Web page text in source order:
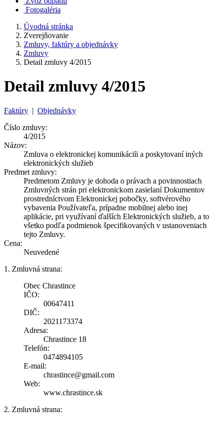
Fotogaléria
Úvodná stránka
Zverejňovanie
Zmluvy, faktúry a objednávky
Zmluvy
Detail zmluvy 4/2015
Detail zmluvy 4/2015
Faktúry | Objednávky
Číslo zmluvy:
4/2015
Názov:
Zmluva o elektronickej komunikáciíi a poskytovaní iných
elektronických služieb
Predmet zmluvy:
Predmetom Zmluvy je dohoda o právach a povinnostiach
Zmluvných strán pri elektronickom zasielaní Dokumentov
prostredníctvom Elektronickej pobočky, softvérového
vybavenia Používateľa, prípadne mobilnej alebo inej
aplikácie, pri využívaní ďalších Elektronických služieb, a to
všetko podľa podmienok špecifikovaných v ustanoveniach
tejto Zmluvy.
Cena:
Neuvedené
1. Zmluvná strana:
Obec Chrastince
IČO:
00647411
DIČ:
2021173374
Adresa:
Chrastince 18
Telefón:
0474894105
E-mail:
chrastince@gmail.com
Web:
www.chrastince.sk
2. Zmluvná strana: